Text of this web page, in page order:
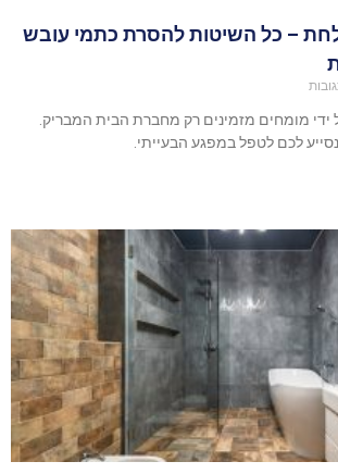
– כל השיטות להסרת כתמי עובש
ידי מומחים מזמינים רק מחברת הבית המבריק.
לכם לטפל במפגע הבעייתי.